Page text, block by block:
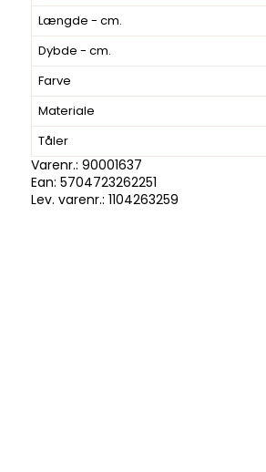
Længde - cm.
Dybde - cm.
Farve
Materiale
Tåler
Varenr.: 90001637
Ean: 5704723262251
Lev. varenr.: 1104263259